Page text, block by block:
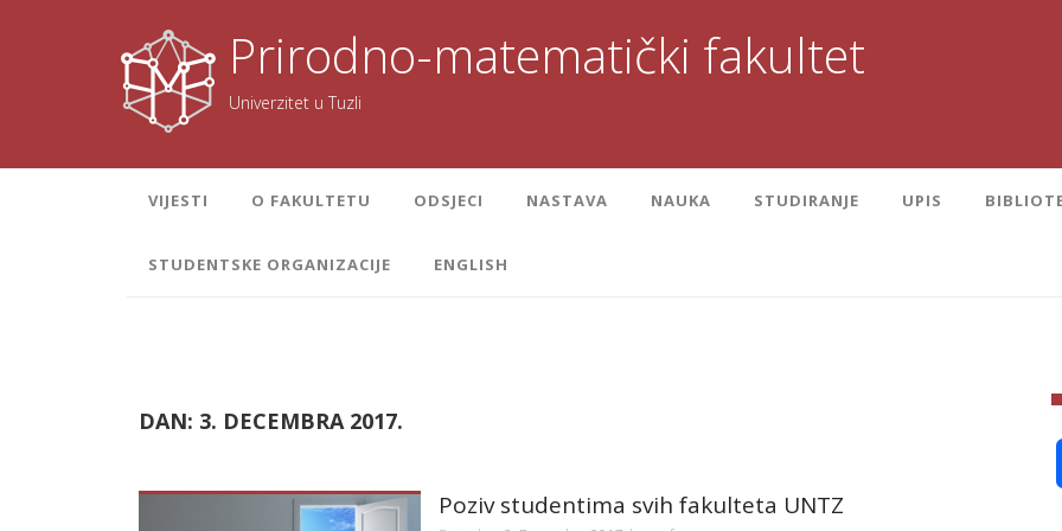
Prirodno-matematički fakultet
Univerzitet u Tuzli
VIJESTI O FAKULTETU ODSJECI NASTAVA NAUKA STUDIRANJE UPIS
STUDENTSKE ORGANIZACIJE ENGLISH
DAN: 3. DECEMBRA 2017.
Poziv studentima svih fakulteta UNTZ